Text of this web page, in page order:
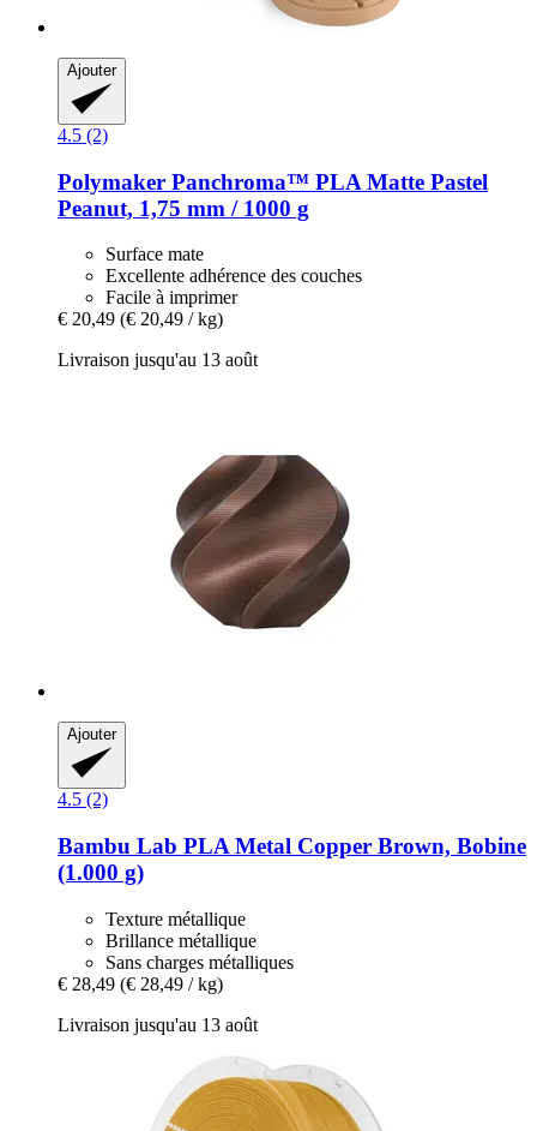
Ajouter
4.5 (2)
Polymaker Panchroma™ PLA Matte Pastel
Peanut, 1,75 mm / 1000 g
Surface mate
Excellente adhérence des couches
Facile à imprimer
€ 20,49 (€ 20,49 / kg)
Livraison jusqu'au 13 août
Ajouter
4.5 (2)
Bambu Lab PLA Metal Copper Brown, Bobine
(1.000 g)
Texture métallique
Brillance métallique
Sans charges métalliques
€ 28,49 (€ 28,49 / kg)
Livraison jusqu'au 13 août